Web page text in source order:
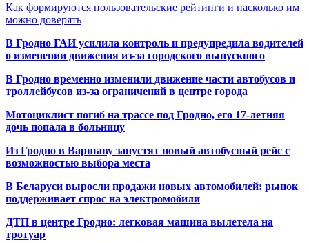
Как формируются пользовательские рейтинги и насколько им
можно доверять
В Гродно ГАИ усилила контроль и предупредила водителей
о изменении движения из-за городского выпускного
В Гродно временно изменили движение части автобусов и
троллейбусов из-за ограничений в центре города
Мотоциклист погиб на трассе под Гродно, его 17-летняя
дочь попала в больницу
Из Гродно в Варшаву запустят новый автобусный рейс с
возможностью выбора места
В Беларуси выросли продажи новых автомобилей: рынок
поддерживает спрос на электромобили
ДТП в центре Гродно: легковая машина вылетела на
тротуар